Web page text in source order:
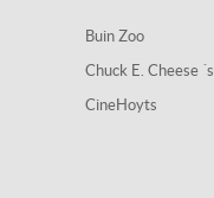
Buin Zoo
Chuck E. Cheese ´s
CineHoyts